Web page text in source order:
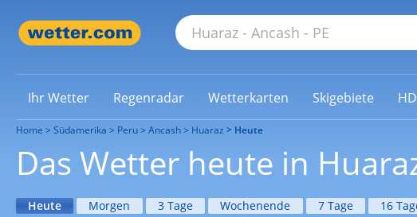
Ihr Wetter Regenradar Wetterkarten Skigebiete
Home Südamerika Peru Ancash Huaraz Heute
Das Wetter heute in
Heute Morgen 3 Tage Wochenende 7 Tage 16